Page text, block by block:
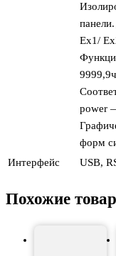
Ex1/
power
форм
Интерфейс
USB,
Похожие